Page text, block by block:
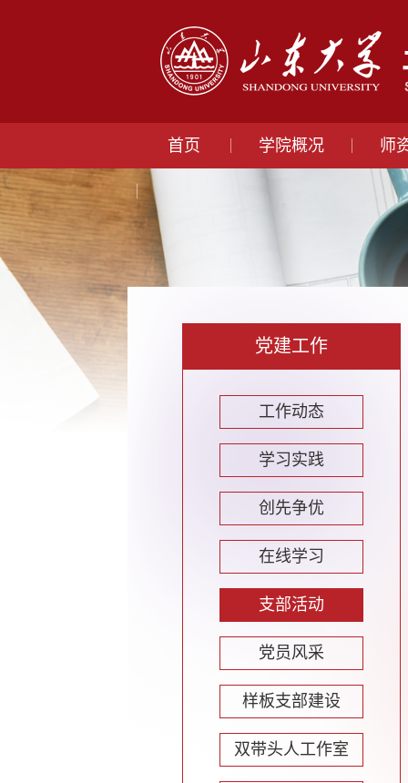
首页 学院概况 师
党建工作
工作动态
学习实践
创先争优
在线学习
支部活动
党员风采
样板支部建设
双带头人工作室